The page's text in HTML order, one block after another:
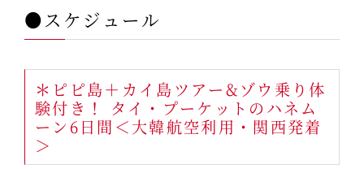
●スケジュール
＊ピピ島＋カイ島ツアー&ゾウ乗り体
験付き！ タイ・プーケットのハネム
ーン6日間＜大韓航空利用・関西発着
＞